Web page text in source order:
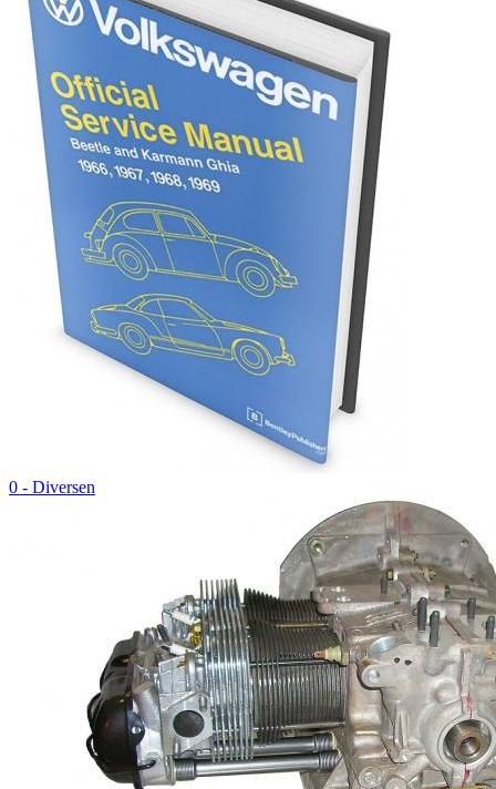
0 - Diversen